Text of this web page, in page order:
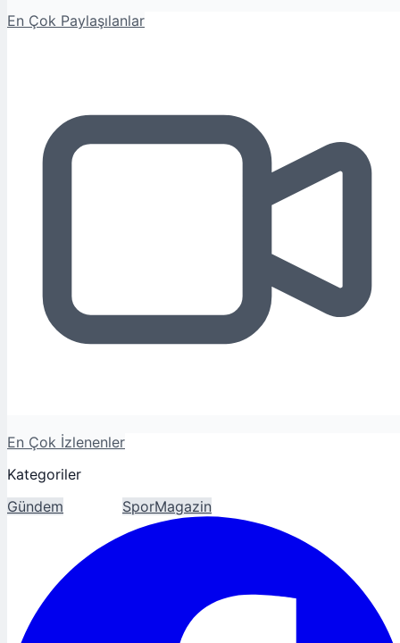
En Çok Paylaşılanlar
En Çok İzlenenler
Kategoriler
Gündem
SporMagazin